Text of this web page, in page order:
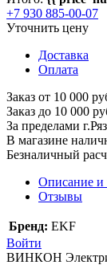
+7 930 885-00-07
Уточнить цену
Доставка
Оплата
Заказ от 10 000
Заказ до 10 000
За пределами
В магазине
Безналичный
Описание и
Отзывы
Бренд: EKF
Войти
ВИНКОН